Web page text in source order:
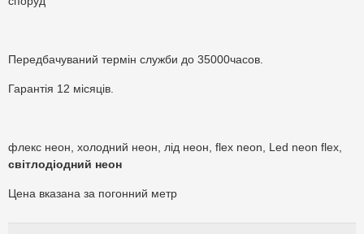
Передбачуваний термін служби до 35000часов.
Гарантія 12 місяців.
флекс неон, холодний неон, лід неон, flex neon, Led neon flex,
світлодіодний неон
Цена вказана за погонний метр